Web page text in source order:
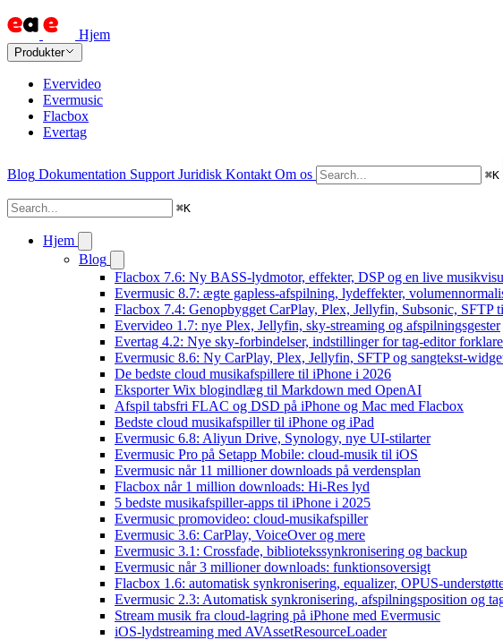
Hjem
Produkter
Evervideo
Evermusic
Flacbox
Evertag
Blog Dokumentation Support Juridisk Kontakt Om os ⌘K
⌘K
Hjem
Blog
Flacbox 7.6: Ny BASS-lydmotor, effekter, DSP og en live
Evermusic 8.7: ægte gapless-afspilning, lydeffekter,
Flacbox 7.4: Genopbygget CarPlay, Plex, Jellyfin, Subsonic, SFTP
Evervideo 1.7: nye Plex, Jellyfin, sky-streaming og afspilningsgester
Evertag 4.2: Nye sky-forbindelser, indstillinger for tag-editor
Evermusic 8.6: Ny CarPlay, Plex, Jellyfin, SFTP og sangtekst-
De bedste cloud musikafspillere til iPhone i 2026
Eksporter Wix blogindlæg til Markdown med OpenAI
Afspil tabsfri FLAC og DSD på iPhone og Mac med Flacbox
Bedste cloud musikafspiller til iPhone og iPad
Evermusic 6.8: Aliyun Drive, Synology, nye UI-stilarter
Evermusic Pro på Setapp Mobile: cloud-musik til iOS
Evermusic når 11 millioner downloads på verdensplan
Flacbox når 1 million downloads: Hi-Res lyd
5 bedste musikafspiller-apps til iPhone i 2025
Evermusic promovideo: cloud-musikafspiller
Evermusic 3.6: CarPlay, VoiceOver og mere
Evermusic 3.1: Crossfade, bibliotekssynkronisering og backup
Evermusic når 3 millioner downloads: funktionsoversigt
Flacbox 1.6: automatisk synkronisering, equalizer, OPUS-
Evermusic 2.3: Automatisk synkronisering, afspilningsposition og
Stream musik fra cloud-lagring på iPhone med Evermusic
iOS-lydstreaming med AVAssetResourceLoader